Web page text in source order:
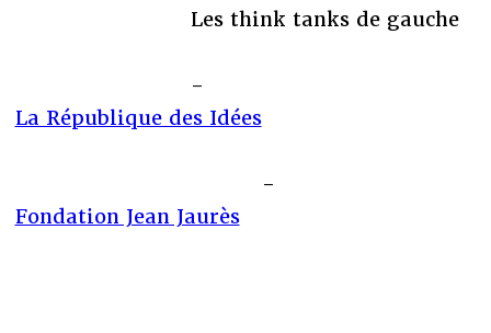
Les think tanks de gauche
-
La République des Idées
-
Fondation Jean Jaurès